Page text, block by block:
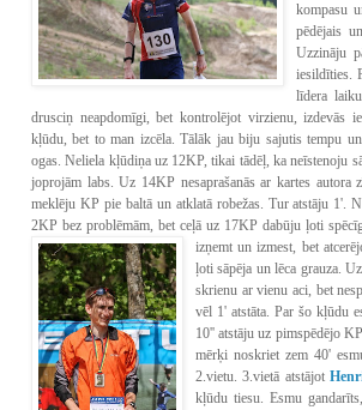
kompasu
pēdējais
Uzzināju
iesildīties.
līdera
drusciņ neapdomīgi, bet kontrolējot virzienu, izdevās
kļūdu, bet to man izcēla. Tālāk jau biju sajutis tempu
ogas. Neliela kļūdiņa uz 12KP, tikai tādēļ, ka neīstenoju
joprojām labs. Uz 14KP nesaprašanās ar kartes autora
meklēju KP pie baltā un atklatā robežas. Tur atstāju 1'.
2KP bez problēmām, bet ceļā uz 17KP dabūju ļoti
izņemt un izmest, bet
ļoti sāpēja un lēca grauza.
skrienu ar vienu aci, bet
vēl 1' atstāta. Par šo kļūdu
10'' atstāju uz pimspēdējo
mērķi noskriet zem 40'
2.vietu. 3.vietā atstājot
kļūdu tiesu. Esmu